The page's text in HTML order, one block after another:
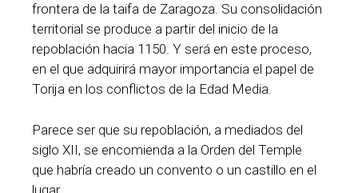
frontera de la taifa de Zaragoza. Su consolidación
territorial se produce a partir del inicio de la
repoblación hacia 1150. Y será en este proceso,
en el que adquirirá mayor importancia el papel de
Torija en los conflictos de la Edad Media.
Parece ser que su repoblación, a mediados del
siglo XII, se encomienda a la Orden del Temple
que habría creado un convento o un castillo en el
lugar.